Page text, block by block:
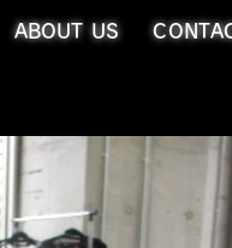
ABOUT US